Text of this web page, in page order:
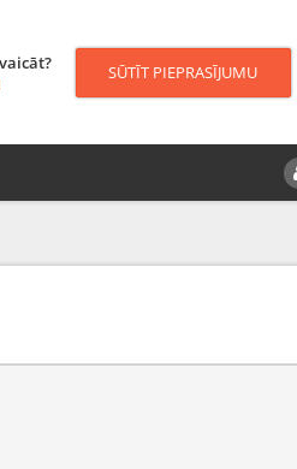
SŪTĪT PIEPRASĪJUMU